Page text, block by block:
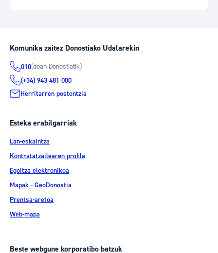
Komunika zaitez Donostiako Udalarekin
010(doan Donostiatik)
(+34) 943 481 000
Herritarren postontzia
Esteka erabilgarriak
Lan-eskaintza
Kontratatzailearen profila
Egoitza elektronikoa
Mapak - GeoDonostia
Prentsa-aretoa
Web-mapa
Beste webgune korporatibo batzuk